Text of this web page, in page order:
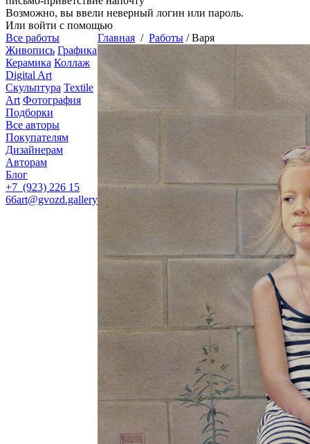
Возможно, вы ввели неверный логин или пароль.
Или войти с помощью
Все работы
Живопись Графика
Керамика Коллаж
Digital Art
Скульптура Textile
Art Фотография
Подборки
Все авторы
Покупателям
Дизайнерам
Авторам
Блог
+7 (923) 226 15
66art@gvozd.gallery
Главная / Работы / Варя